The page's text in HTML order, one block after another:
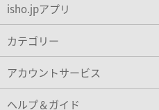
isho.jpアプリ
カテゴリー
アカウントサービス
ヘルプ＆ガイド